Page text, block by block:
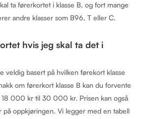
ta førerkortet i klasse B, og fort mange
andre klasser som B96, T eller C.
hvis jeg skal ta det i
veldig basert på hvilken førekort klasse
om førerkort klasse B kan du forvente
18 000 kr til 30 000 kr. Prisen kan også
på oppkjøringen. Vi legger med en tabell